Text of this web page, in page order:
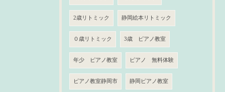
2歳リトミック 静岡絵本リトミック
０歳リトミック 3歳 ピアノ教室
年少 ピアノ教室 ピアノ 無料体験
ピアノ教室静岡市 静岡ピアノ教室